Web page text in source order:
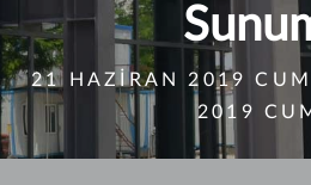
21 HAZIRAN 2019
2019